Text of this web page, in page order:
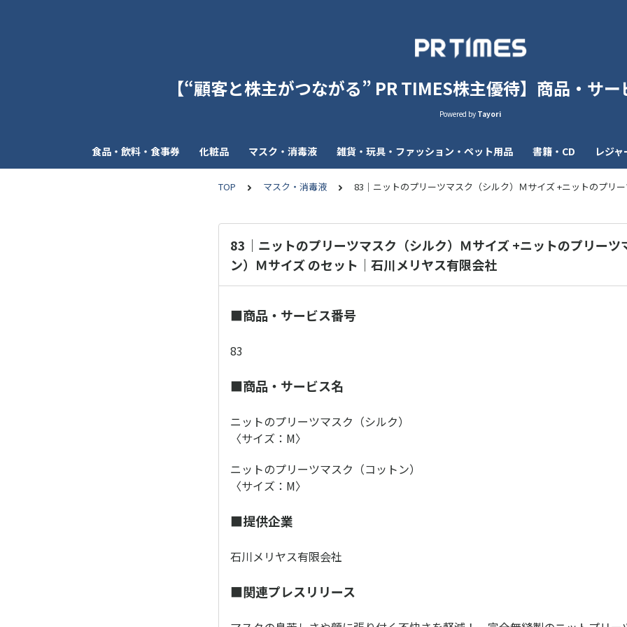
【“顧客と株主がつながる” PR TIMES株主優待】商品・サ
Powered by Tayori
食品・飲料・食事券 化粧品 マスク・消毒液 雑貨・玩具・ファッション・ペット用品 書籍・CD レジャ
TOP マスク・消毒液 83｜ニットのプリーツマスク（シルク）Ｍサイズ +ニットのプリ
83｜ニットのプリーツマスク（シルク）Ｍサイズ +ニットのプリーツ
ン）Ｍサイズ のセット｜石川メリヤス有限会社
■商品・サービス番号
83
■商品・サービス名
ニットのプリーツマスク（シルク）
〈サイズ：M〉
ニットのプリーツマスク（コットン）
〈サイズ：M〉
■提供企業
石川メリヤス有限会社
■関連プレスリリース